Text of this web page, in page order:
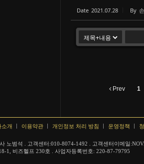
Date 2021.07.28 By
Prev 1
소개 이용약관 개인정보 처리 방침 운영정책
노범석 . 고객센터:010-8074-1492 . 고객센터이메일
1, 비즈헬프 230호 . 사업자등록번호: 220-87-79795